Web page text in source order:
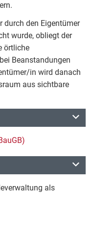
durch den Eigentümer
wurde, obliegt der
örtliche
Beanstandungen
in wird danach
aus sichtbare
als